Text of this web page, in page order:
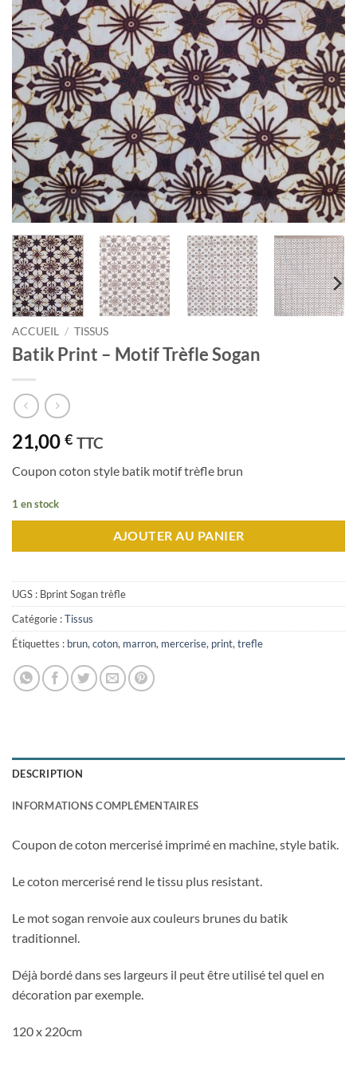
ACCUEIL / TISSUS
Batik Print – Motif Trèfle Sogan
21,00 € TTC
Coupon coton style batik motif trèfle brun
1 en stock
AJOUTER AU PANIER
UGS : Bprint Sogan trèfle
Catégorie :Tissus
Étiquettes : brun, coton, marron, mercerise, print, trefle
DESCRIPTION
INFORMATIONS COMPLÉMENTAIRES
Coupon de coton mercerisé imprimé en machine, style batik.
Le coton mercerisé rend le tissu plus resistant.
Le mot sogan renvoie aux couleurs brunes du batik
traditionnel.
Déjà bordé dans ses largeurs il peut être utilisé tel quel en
décoration par exemple.
120 x 220cm